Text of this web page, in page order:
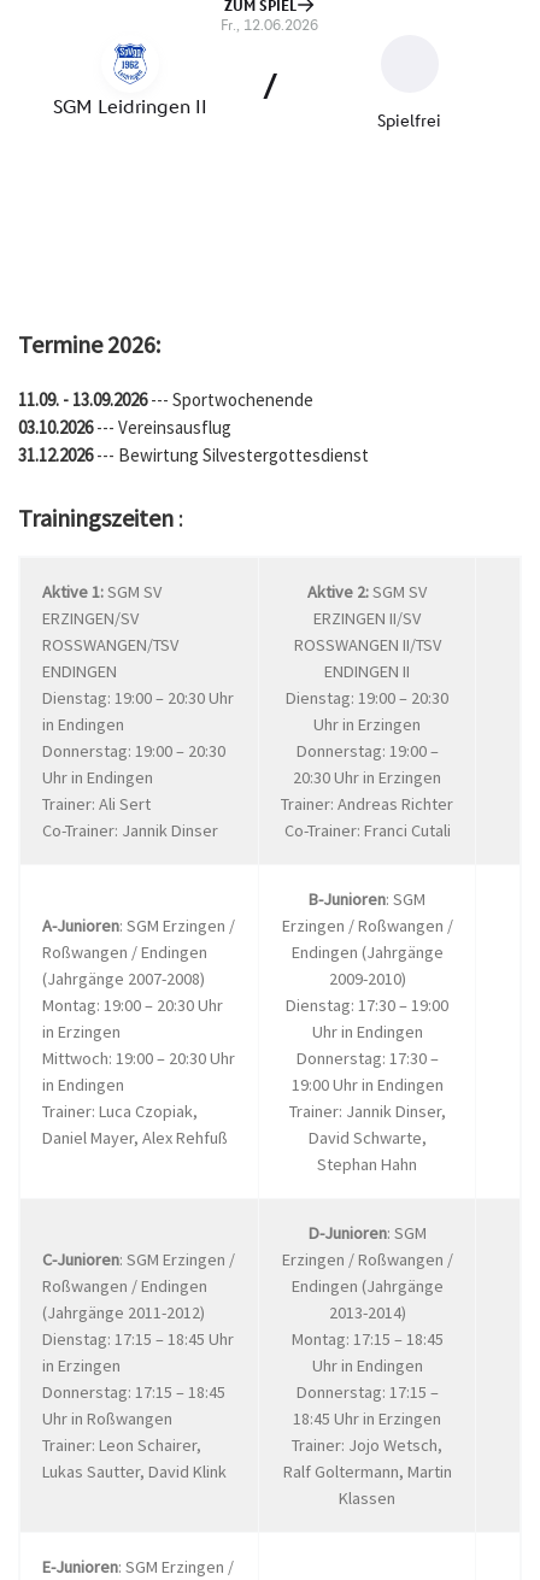
Termine 2026:
11.09. - 13.09.2026--- Sportwochenende
03.10.2026--- Vereinsausflug
31.12.2026--- Bewirtung Silvestergottesdienst
Trainingszeiten :
Aktive 1:SGM SV
ERZINGEN/SV
ROSSWANGEN/TSV
ENDINGEN
Dienstag: 19:00 – 20:30 Uhr
in Endingen
Donnerstag: 19:00 – 20:30
Uhr in Endingen
Trainer: Ali Sert
Co-Trainer: Jannik Dinser
Aktive 2:SGM SV
ERZINGEN II/SV
ROSSWANGEN II/TSV
ENDINGEN II
Dienstag: 19:00 – 20:30
Uhr in Erzingen
Donnerstag: 19:00 –
20:30 Uhr in Erzingen
Trainer: Andreas Richter
Co-Trainer: Franci Cutali
A-Junioren: SGM Erzingen /
Roßwangen / Endingen
(Jahrgänge 2007-2008)
Montag: 19:00 – 20:30 Uhr
in Erzingen
Mittwoch: 19:00 – 20:30 Uhr
in Endingen
Trainer: Luca Czopiak,
Daniel Mayer, Alex Rehfuß
B-Junioren: SGM
Erzingen / Roßwangen /
Endingen (Jahrgänge
2009-2010)
Dienstag: 17:30 – 19:00
Uhr in Endingen
Donnerstag: 17:30 –
19:00 Uhr in Endingen
Trainer: Jannik Dinser,
David Schwarte,
Stephan Hahn
C-Junioren: SGM Erzingen /
Roßwangen / Endingen
(Jahrgänge 2011-2012)
Dienstag: 17:15 – 18:45 Uhr
in Erzingen
Donnerstag: 17:15 – 18:45
Uhr in Roßwangen
Trainer: Leon Schairer,
Lukas Sautter, David Klink
D-Junioren: SGM
Erzingen / Roßwangen /
Endingen (Jahrgänge
2013-2014)
Montag: 17:15 – 18:45
Uhr in Endingen
Donnerstag: 17:15 –
18:45 Uhr in Erzingen
Trainer: Jojo Wetsch,
Ralf Goltermann, Martin
Klassen
E-Junioren: SGM Erzingen /